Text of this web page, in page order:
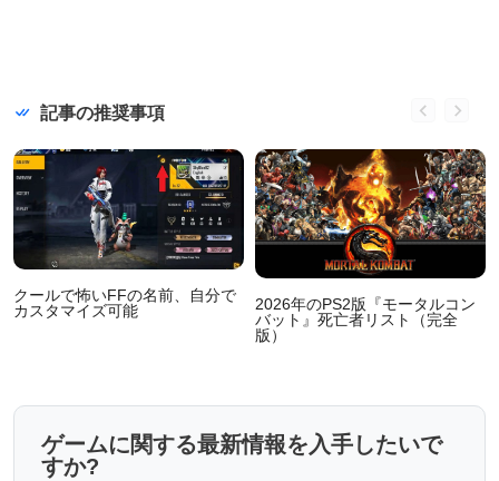
記事の推奨事項
クールで怖いFFの名前、自分で
カスタマイズ可能
2026年のPS2版『モータルコン
バット』死亡者リスト（完全
版）
ゲームに関する最新情報を入手したいで
すか?